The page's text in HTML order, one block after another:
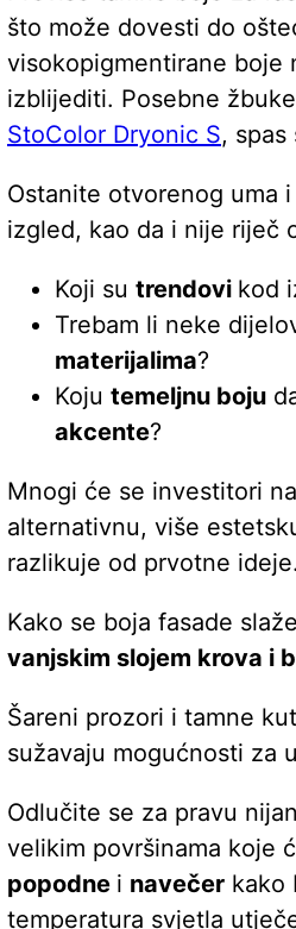
što može dovesti do
visokopigmentirane boje
izblijediti. Posebne
StoColor Dryonic S,
Ostanite otvorenog uma
izgled, kao da i nije riječ
Koji su trendovi kod
Trebam li neke
materijalima?
Koju temeljnu boju
akcente?
Mnogi će se investitori
alternativnu, više
razlikuje od prvotne ideje.
Kako se boja fasade
vanjskim slojem krova i
Šareni prozori i tamne
sužavaju mogućnosti za
Odlučite se za pravu
velikim površinama koje
popodne i navečer kako
temperatura svjetla